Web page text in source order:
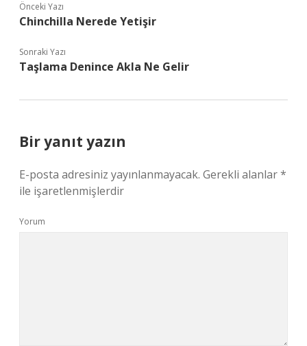
Önceki Yazı
Chinchilla Nerede Yetişir
Sonraki Yazı
Taşlama Denince Akla Ne Gelir
Bir yanıt yazın
E-posta adresiniz yayınlanmayacak. Gerekli alanlar*
ile işaretlenmişlerdir
Yorum